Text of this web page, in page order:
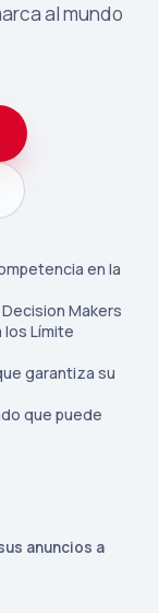
al mundo
en la
Makers
los Límite
garantiza su
que puede
anuncios a